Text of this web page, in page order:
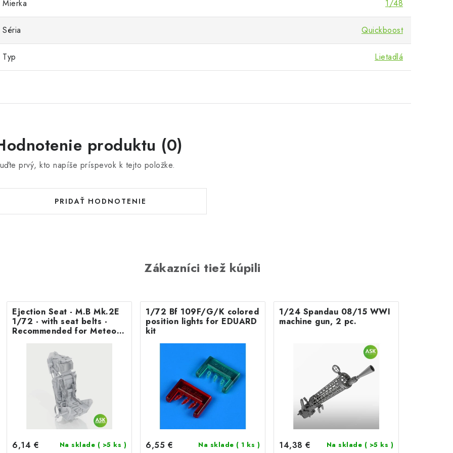
Mierka 1/48
Séria Quickboost
Typ Lietadlá
produktu (0)
prvý, kto napíše príspevok k tejto položke.
PRIDAŤ HODNOTENIE
Zákazníci tiež kúpili
Ejection Seat - M.B Mk.2E
1/72 - with seat belts -
Recommended for Meteor
6,14 € Na sklade ( >5 ks )
1/72 Bf 109F/G/K colored
position lights for EDUARD
kit
6,55 € Na sklade ( 1 ks )
1/24 Spandau 08/15 WWI
machine gun, 2 pc.
14,38 € Na sklade ( >5 ks )